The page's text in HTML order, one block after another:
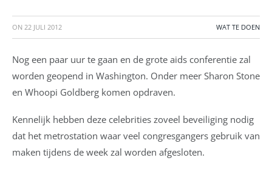
ON 22 JULI 2012 WAT TE DOEN
Nog een paar uur te gaan en de grote aids conferentie zal
worden geopend in Washington. Onder meer Sharon Stone
en Whoopi Goldberg komen opdraven.
Kennelijk hebben deze celebrities zoveel beveiliging nodig
dat het metrostation waar veel congresgangers gebruik van
maken tijdens de week zal worden afgesloten.